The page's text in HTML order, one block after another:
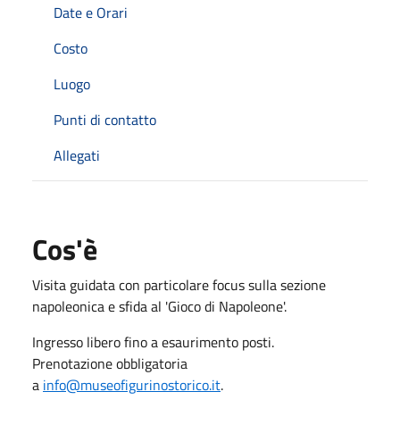
Date e Orari
Costo
Luogo
Punti di contatto
Allegati
Cos'è
Visita guidata con particolare focus sulla sezione
napoleonica e sfida al 'Gioco di Napoleone'.
Ingresso libero fino a esaurimento posti.
Prenotazione obbligatoria
a info@museofigurinostorico.it.